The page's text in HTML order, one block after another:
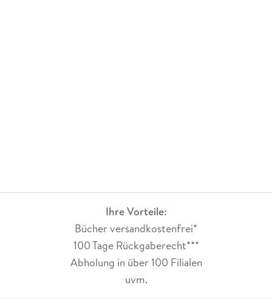
Ihre Vorteile:
Bücher versandkostenfrei*
100 Tage Rückgaberecht***
Abholung in über 100 Filialen
uvm.